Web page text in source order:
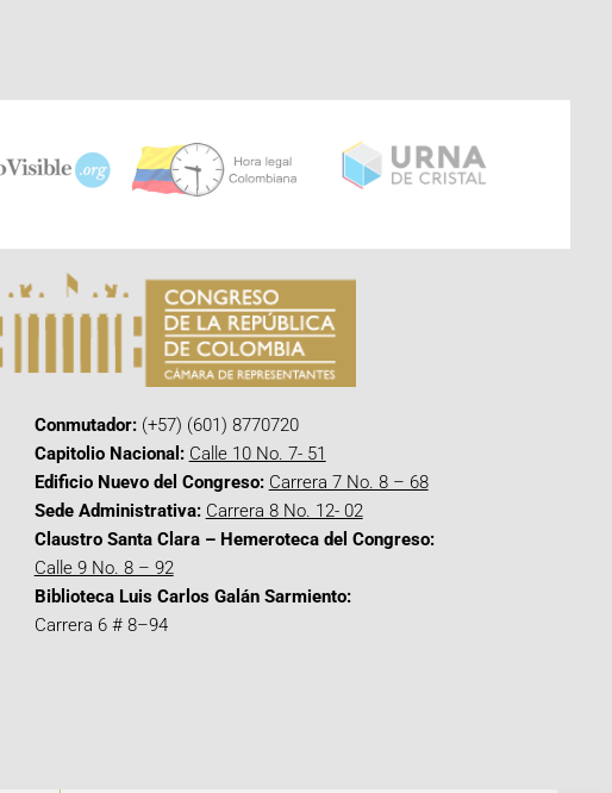
Conmutador:(+57) (601) 8770720
Capitolio Nacional: Calle 10 No. 7- 51
Edificio Nuevo del Congreso: Carrera 7 No. 8 – 68
Sede Administrativa: Carrera 8 No. 12- 02
Claustro Santa Clara – Hemeroteca del Congreso:
Calle 9 No. 8 – 92
Biblioteca Luis Carlos Galán Sarmiento:
Carrera 6 # 8–94